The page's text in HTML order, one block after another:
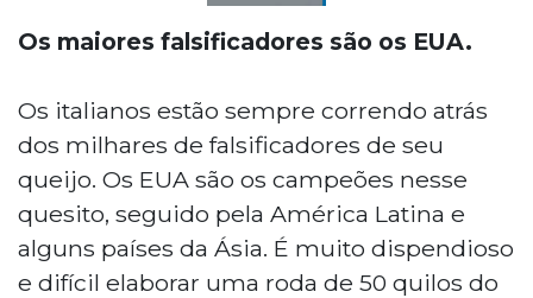
Os maiores falsificadores são os EUA.
Os italianos estão sempre correndo atrás
dos milhares de falsificadores de seu
queijo. Os EUA são os campeões nesse
quesito, seguido pela América Latina e
alguns países da Ásia. É muito dispendioso
e difícil elaborar uma roda de 50 quilos do